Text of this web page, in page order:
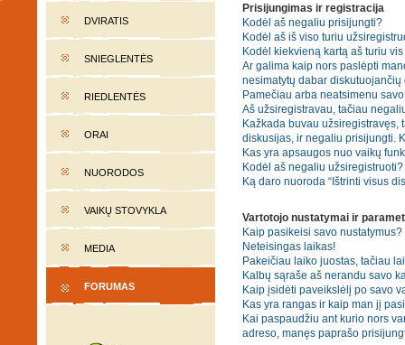
DVIRATIS
SNIEGLENTĖS
RIEDLENTĖS
ORAI
NUORODOS
VAIKŲ STOVYKLA
MEDIA
FORUMAS
Prisijungimas ir registracija
Kodėl aš negaliu prisijungti?
Kodėl aš iš viso turiu
Kodėl kiekvieną kartą aš turiu
Ar galima kaip nors paslėpti
nesimatytų dabar
Pamečiau arba neatsimenu
Aš užsiregistravau, tačiau
Kažkada buvau užsiregistravęs,
diskusijas, ir negaliu prisijungti.
Kas yra apsaugos nuo vaikų
Kodėl aš negaliu užsiregistruoti?
Ką daro nuoroda “Ištrinti visus
Vartotojo nustatymai ir
Kaip pasikeisi savo nustatymus?
Neteisingas laikas!
Pakeičiau laiko juostas, tačiau
Kalbų sąraše aš nerandu savo
Kaip įsidėti paveikslėlį po savo
Kas yra rangas ir kaip man jį
Kai paspaudžiu ant kurio nors
adreso, manęs paprašo